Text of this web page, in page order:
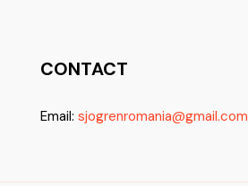
CONTACT
Email: sjogrenromania@gmail.com